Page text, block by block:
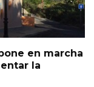
en marcha
la